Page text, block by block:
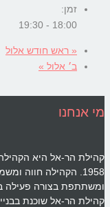
זמן:
18:00 - 19:30
« ראש חודש אלול
ב׳ אלול »
מי אנחנו
קהילת הר-אל היא
1958. הקהילה
ומשתתפת בצורה פעילה
קהילת הר-אל שוכנת